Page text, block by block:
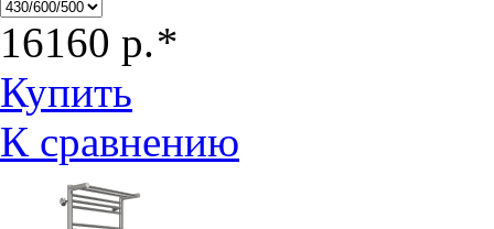
16160 р.*
Купить
К сравнению